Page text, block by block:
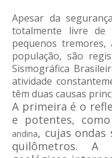
Apesar da
totalmente livre de
pequenos
população, são
Sismográfica
atividade
têm duas causas
A primeira é o
e potentes,
andina, cujas ondas
quilômetros. A